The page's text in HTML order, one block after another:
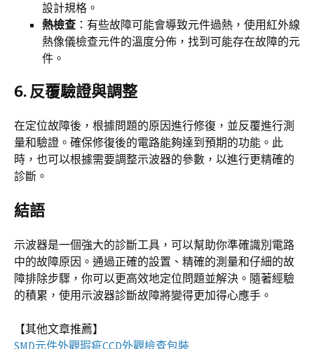
設計規格。
熱檢查 ：有些故障可能會導致元件過熱，使用紅外線
熱像儀檢查元件的溫度分佈，找到可能存在故障的元
件。
6.反覆驗證與調整
在定位故障後，根據問題的原因進行修復，並反覆進行測
量和驗證。確保修復後的電路能夠達到預期的功能。此
時，也可以根據需要調整示波器的參數，以進行更精確的
診斷。
結語
示波器是一個強大的診斷工具，可以幫助你準確識別電路
中的故障原因。通過正確的設置、精確的測量和仔細的故
障排除步驟，你可以更高效地定位問題並解決。隨著經驗
的積累，使用示波器診斷故障將變得更加得心應手。
【其他文章推薦】
SMD元件外觀瑕疵CCD外觀檢查包裝